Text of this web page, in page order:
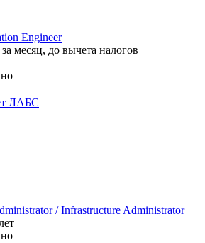
Engineer
за месяц, до вычета налогов
ЛАБС
/ Infrastructure Administrator